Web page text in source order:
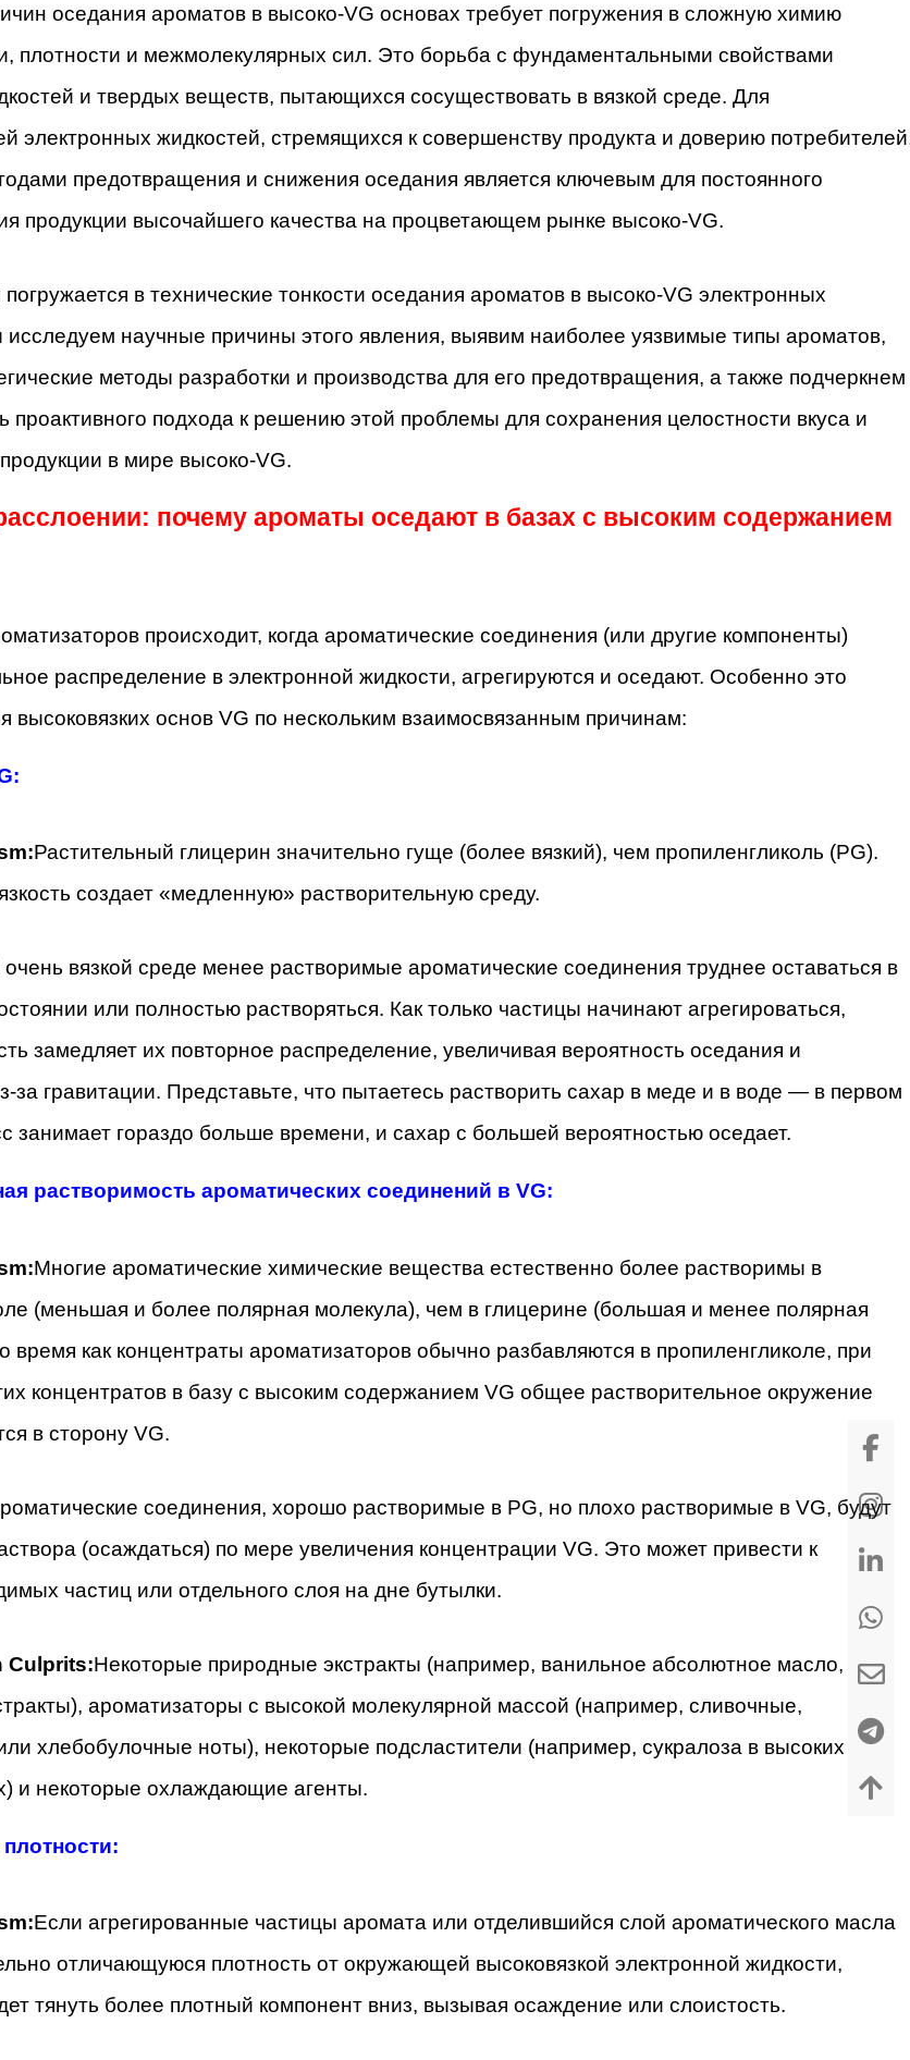
оседания ароматов в высоко-VG основах требует погружения в сложную химию
плотности и межмолекулярных сил. Это борьба с фундаментальными свойствами
и твердых веществ, пытающихся сосуществовать в вязкой среде. Для
электронных жидкостей, стремящихся к совершенству продукта и доверию
предотвращения и снижения оседания является ключевым для постоянного
продукции высочайшего качества на процветающем рынке высоко-VG.
в технические тонкости оседания ароматов в высоко-VG электронных
научные причины этого явления, выявим наиболее уязвимые типы ароматов,
методы разработки и производства для его предотвращения, а также подчеркнем
проактивного подхода к решению этой проблемы для сохранения целостности вкуса и
в мире высоко-VG.
почему ароматы оседают в базах с высоким содержанием
происходит, когда ароматические соединения (или другие компоненты)
распределение в электронной жидкости, агрегируются и оседают. Особенно это
высоковязких основ VG по нескольким взаимосвязанным причинам:
Растительный глицерин значительно гуще (более вязкий), чем пропиленгликоль (PG).
создает «медленную» растворительную среду.
очень вязкой среде менее растворимые ароматические соединения труднее оставаться в
или полностью растворяться. Как только частицы начинают агрегироваться,
замедляет их повторное распределение, увеличивая вероятность оседания и
за гравитации. Представьте, что пытаетесь растворить сахар в меде и в воде — в первом
занимает гораздо больше времени, и сахар с большей вероятностью оседает.
растворимость ароматических соединений в VG:
Многие ароматические химические вещества естественно более растворимы в
(меньшая и более полярная молекула), чем в глицерине (большая и менее полярная
время как концентраты ароматизаторов обычно разбавляются в пропиленгликоле, при
концентратов в базу с высоким содержанием VG общее растворительное окружение
в сторону VG.
соединения, хорошо растворимые в PG, но плохо растворимые в VG, будут
(осаждаться) по мере увеличения концентрации VG. Это может привести к
частиц или отдельного слоя на дне бутылки.
Culprits:Некоторые природные экстракты (например, ванильное абсолютное масло,
ароматизаторы с высокой молекулярной массой (например, сливочные,
хлебобулочные ноты), некоторые подсластители (например, сукралоза в высоких
и некоторые охлаждающие агенты.
Если агрегированные частицы аромата или отделившийся слой ароматического масла
отличающуюся плотность от окружающей высоковязкой электронной жидкости,
тянуть более плотный компонент вниз, вызывая осаждение или слоистость.